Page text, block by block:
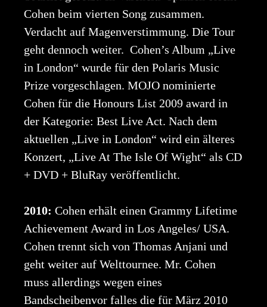
Cohen beim vierten Song zusammen.
Verdacht auf Magenverstimmung. Die Tour
geht dennoch weiter. Cohen’s Album „Live
in London“ wurde für den Polaris Music
Prize vorgeschlagen. MOJO nominierte
Cohen für die Honours List 2009 award in
der Kategorie: Best Live Act. Nach dem
aktuellen „Live in London“ wird ein älteres
Konzert, „Live At The Isle Of Wight“ als CD
+ DVD + BluRay veröffentlicht.
2010: Cohen erhält einen Grammy Lifetime
Achievement Award in Los Angeles/ USA.
Cohen trennt sich von Thomas Anjani und
geht weiter auf Welttournee. Mr. Cohen
muss allerdings wegen eines
Bandscheibenvor falles die für März 2010